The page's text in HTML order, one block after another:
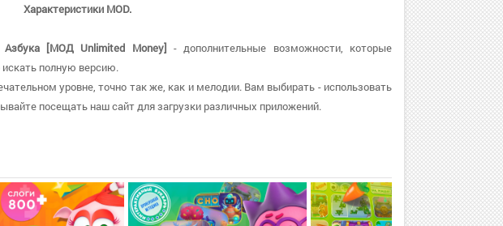
Характеристики MOD.
[МОД Unlimited Money] - дополнительные возможности, которые
полную версию.
уровне, точно так же, как и мелодии. Вам выбирать - использовать
посещать наш сайт для загрузки различных приложений.